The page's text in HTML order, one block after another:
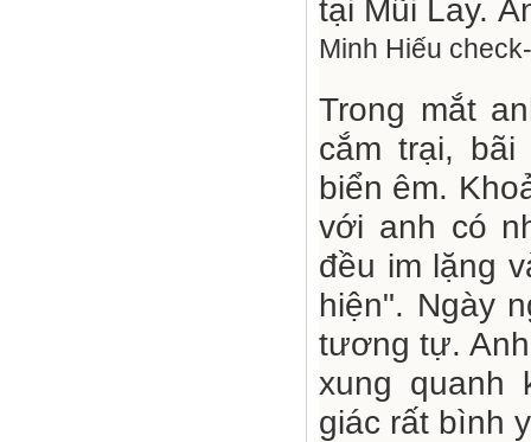
Minh Hiếu
Trong mắt
cắm trại,
biển êm.
với anh có
đều im lặng
hiện". Ngày
tương tự.
xung quanh
giác rất bình